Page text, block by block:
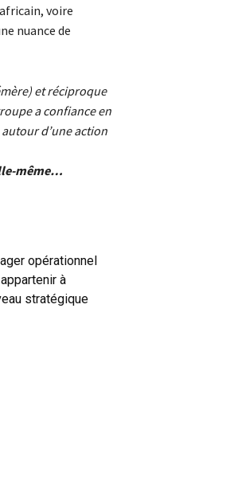
voire
nuance de
et réciproque
a confiance en
d’une action
même…
opérationnel
à
stratégique